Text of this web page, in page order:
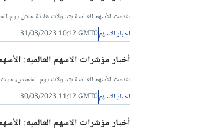
تقدمت الأسهم العالمية بتداولات هادئة خلال
اخبار الاسهم31/03/2023 10:12 GMT0
أخبار مؤشرات الاسهم العالميه:
تقدمت الأسهم العالمية بتداولات يوم الخميس،
اخبار الاسهم30/03/2023 11:12 GMT0
أخبار مؤشرات الاسهم العالميه: